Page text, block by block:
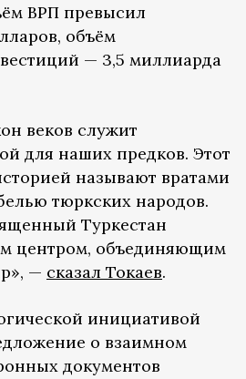
ВРП превысил
объём
— 3,5 миллиарда
веков служит
для наших предков. Этот
называют вратами
тюркских народов.
Туркестан
центром, объединяющим
— сказал Токаев.
инициативой
о взаимном
документов